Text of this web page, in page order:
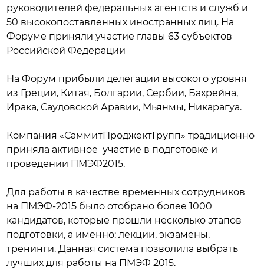
руководителей федеральных агентств и служб и
50 высокопоставленных иностранных лиц. На
Форуме приняли участие главы 63 субъектов
Российской Федерации
На Форум прибыли делегации высокого уровня
из Греции, Китая, Болгарии, Сербии, Бахрейна,
Ирака, Саудовской Аравии, Мьянмы, Никарагуа.
Компания «СаммитПроджектГрупп» традиционно
приняла активное участие в подготовке и
проведении ПМЭФ2015.
Для работы в качестве временных сотрудников
на ПМЭФ-2015 было отобрано более 1000
кандидатов, которые прошли несколько этапов
подготовки, а именно: лекции, экзамены,
тренинги. Данная система позволила выбрать
лучших для работы на ПМЭФ 2015.